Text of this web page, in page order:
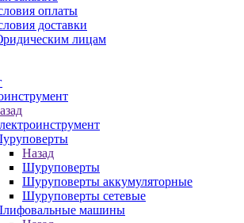
оплаты
доставки
лицам
Назад
Шуруповерты
Шуруповерты аккумуляторные
Шуруповерты сетевые
машины